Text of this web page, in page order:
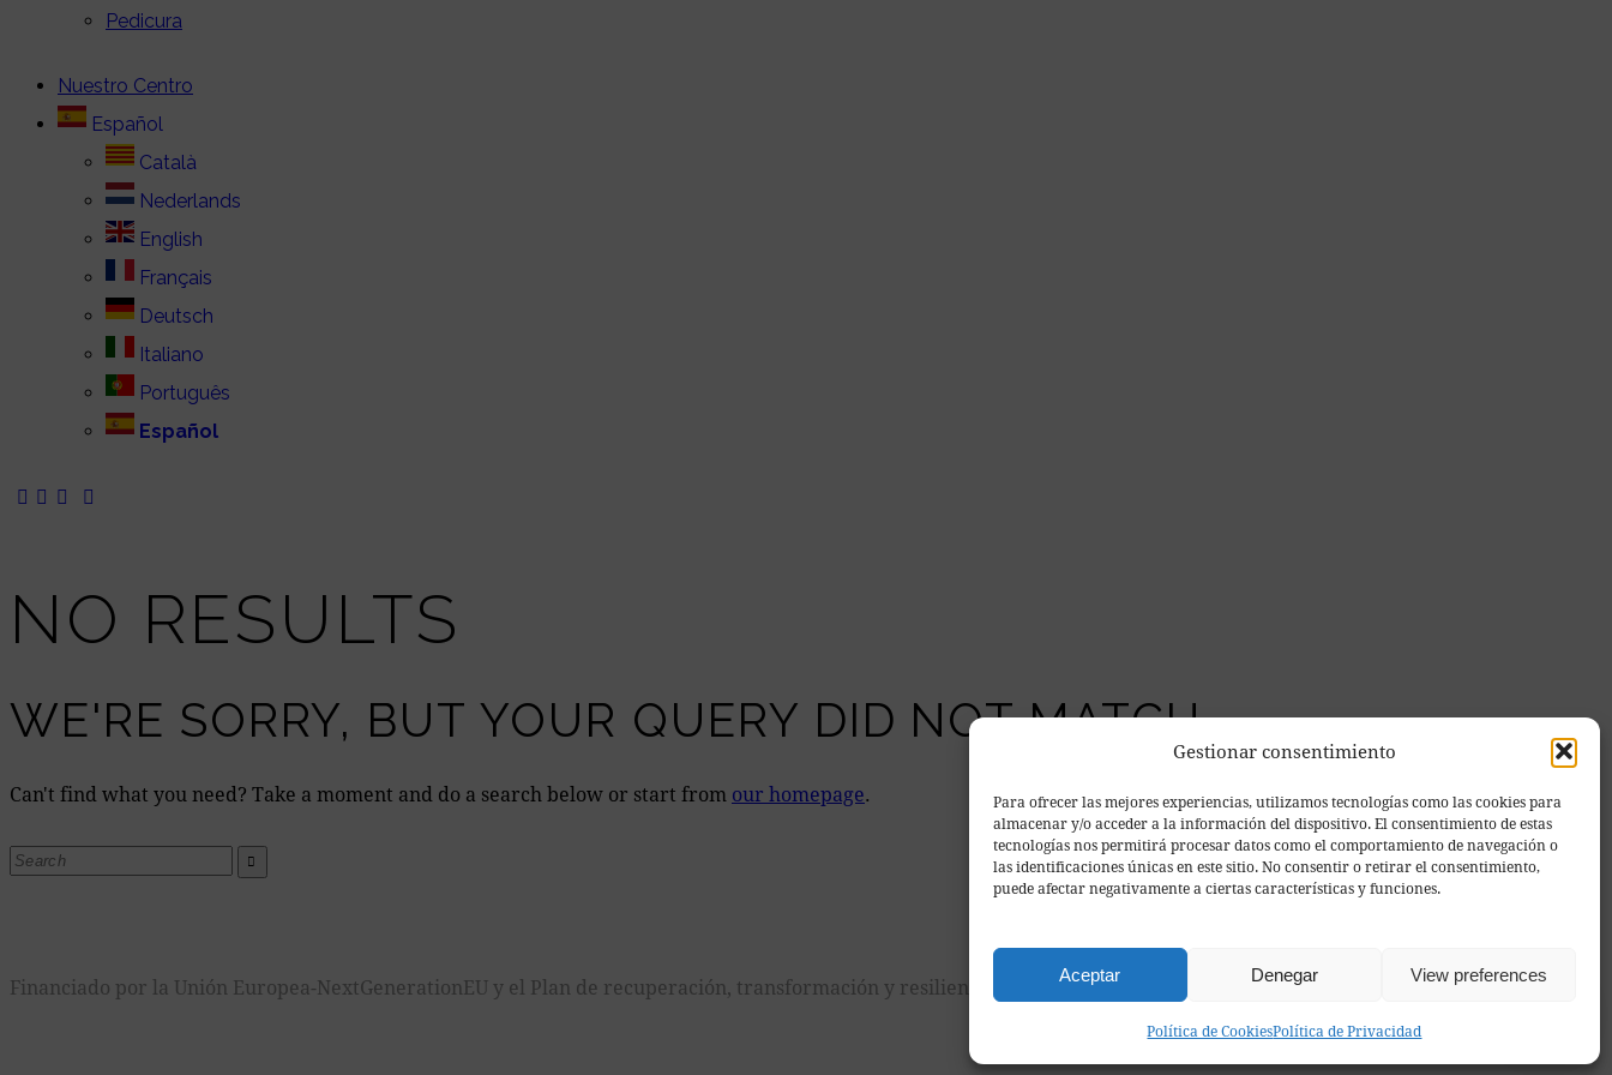
Gestionar consentimiento
Para ofrecer las mejores experiencias, utilizamos tecnologías como las cookies para
almacenar y/o acceder a la información del dispositivo. El consentimiento de estas
tecnologías nos permitirá procesar datos como el comportamiento de navegación o
las identificaciones únicas en este sitio. No consentir o retirar el consentimiento,
puede afectar negativamente a ciertas características y funciones.
Aceptar Denegar View preferences
Política de CookiesPolítica de Privacidad
Pedicura
Nuestro Centro
Español
Català
Nederlands
English
Français
Deutsch
Italiano
Português
Español
NO RESULTS
WE'RE SORRY, BUT YOUR QUERY DID NOT MATCH
Can't find what you need? Take a moment and do a search below or start from our homepage.
Financiado por la Unión Europea-NextGenerationEU y el Plan de recuperación, transformación y resiliencia.